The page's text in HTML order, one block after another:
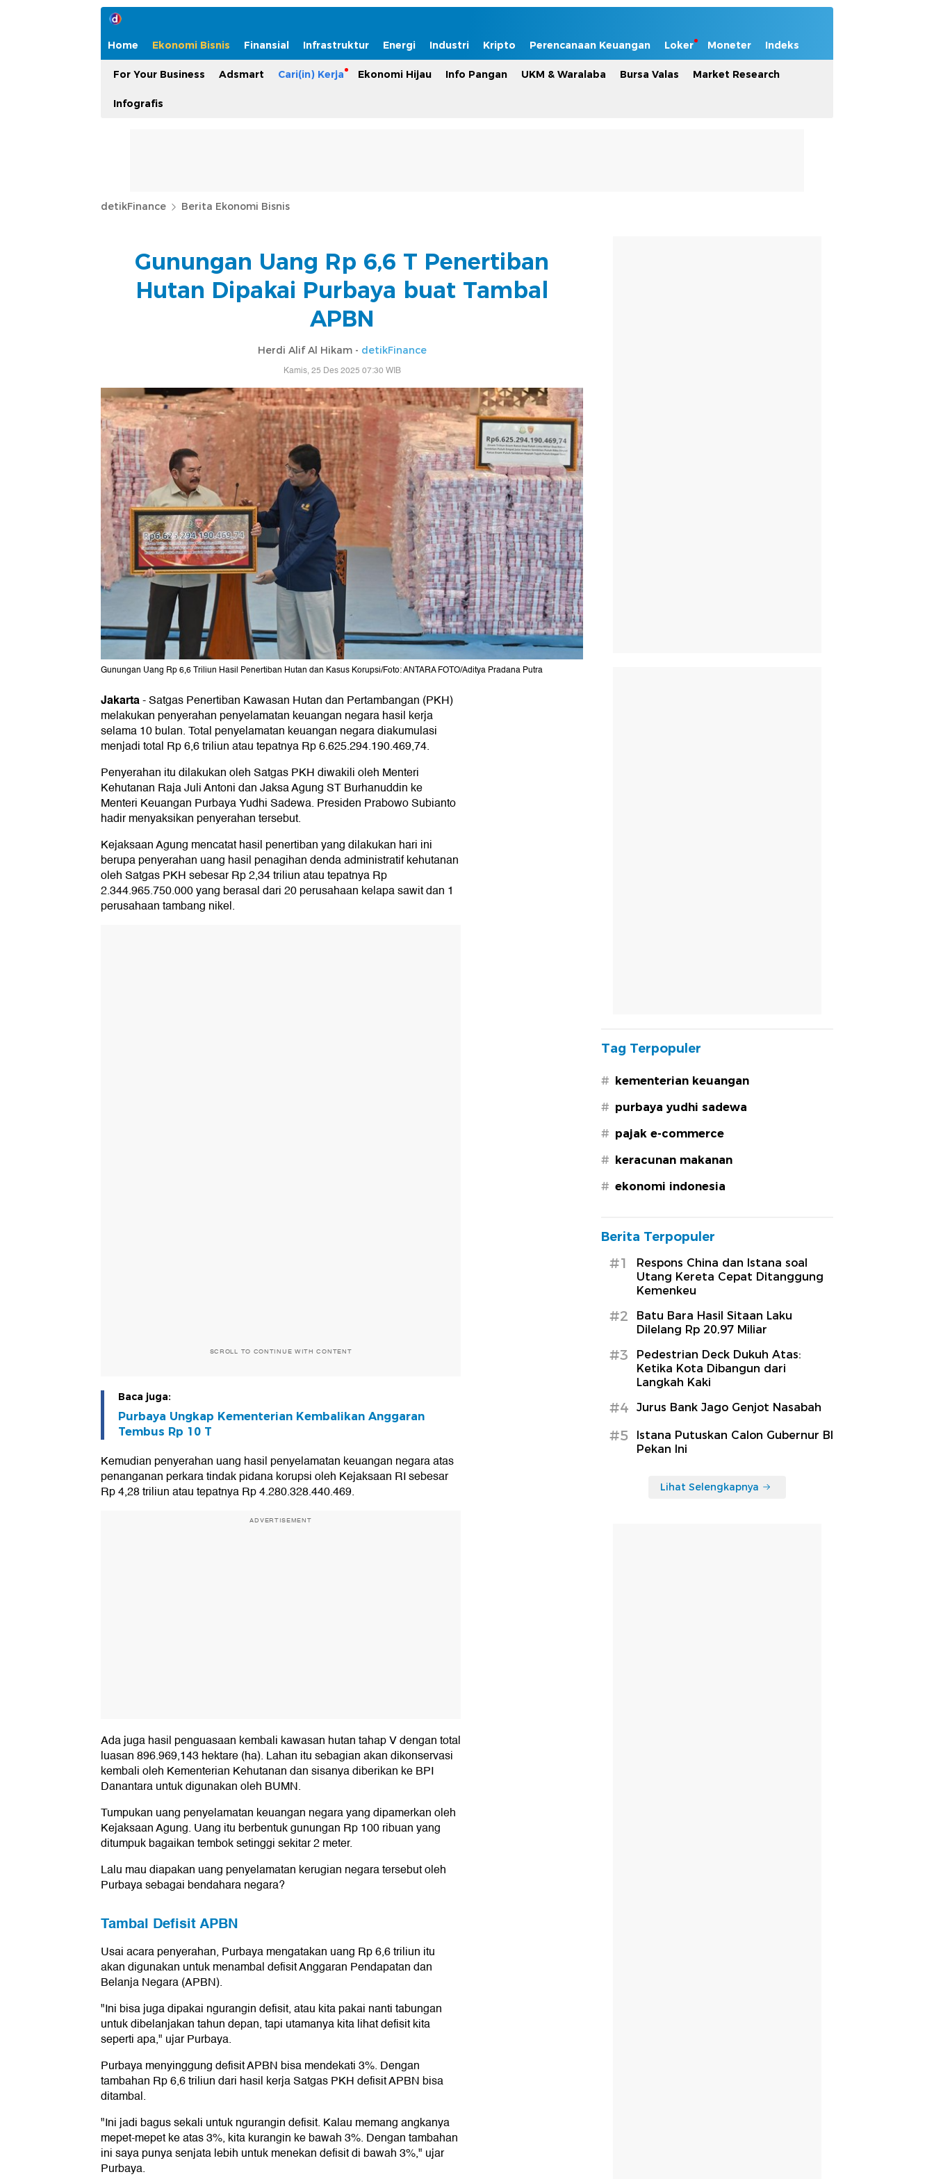
Home Ekonomi Bisnis Finansial Infrastruktur Energi Industri Kripto Perencanaan Keuangan Loker Moneter Indeks
For Your Business Adsmart Cari(in) Kerja Ekonomi Hijau Info Pangan UKM & Waralaba Bursa Valas Market Research
Infografis
detikFinance Berita Ekonomi Bisnis
Gunungan Uang Rp 6,6 T Penertiban
Hutan Dipakai Purbaya buat Tambal
APBN
Herdi Alif Al Hikam - detikFinance
Kamis, 25 Des 2025 07:30 WIB
Gunungan Uang Rp 6,6 Triliun Hasil Penertiban Hutan dan Kasus Korupsi/Foto: ANTARA FOTO/Aditya Pradana Putra
Jakarta-Satgas Penertiban Kawasan Hutan dan Pertambangan (PKH)
melakukan penyerahan penyelamatan keuangan negara hasil kerja
selama 10 bulan. Total penyelamatan keuangan negara diakumulasi
menjadi total Rp 6,6 triliun atau tepatnya Rp 6.625.294.190.469,74.
Penyerahan itu dilakukan oleh Satgas PKH diwakili oleh Menteri
Kehutanan Raja Juli Antoni dan Jaksa Agung ST Burhanuddin ke
Menteri Keuangan Purbaya Yudhi Sadewa. Presiden Prabowo Subianto
hadir menyaksikan penyerahan tersebut.
Kejaksaan Agung mencatat hasil penertiban yang dilakukan hari ini
berupa penyerahan uang hasil penagihan denda administratif kehutanan
oleh Satgas PKH sebesar Rp 2,34 triliun atau tepatnya Rp
2.344.965.750.000 yang berasal dari 20 perusahaan kelapa sawit dan 1
perusahaan tambang nikel.
SCROLL TO CONTINUE WITH CONTENT
Baca juga:
Purbaya Ungkap Kementerian Kembalikan Anggaran
Tembus Rp 10 T
Kemudian penyerahan uang hasil penyelamatan keuangan negara atas
penanganan perkara tindak pidana korupsi oleh Kejaksaan RI sebesar
Rp 4,28 triliun atau tepatnya Rp 4.280.328.440.469.
ADVERTISEMENT
Ada juga hasil penguasaan kembali kawasan hutan tahap V dengan total
luasan 896.969,143 hektare (ha). Lahan itu sebagian akan dikonservasi
kembali oleh Kementerian Kehutanan dan sisanya diberikan ke BPI
Danantara untuk digunakan oleh BUMN.
Tumpukan uang penyelamatan keuangan negara yang dipamerkan oleh
Kejaksaan Agung. Uang itu berbentuk gunungan Rp 100 ribuan yang
ditumpuk bagaikan tembok setinggi sekitar 2 meter.
Lalu mau diapakan uang penyelamatan kerugian negara tersebut oleh
Purbaya sebagai bendahara negara?
Tambal Defisit APBN
Usai acara penyerahan, Purbaya mengatakan uang Rp 6,6 triliun itu
akan digunakan untuk menambal defisit Anggaran Pendapatan dan
Belanja Negara (APBN).
"Ini bisa juga dipakai ngurangin defisit, atau kita pakai nanti tabungan
untuk dibelanjakan tahun depan, tapi utamanya kita lihat defisit kita
seperti apa," ujar Purbaya.
Purbaya menyinggung defisit APBN bisa mendekati 3%. Dengan
tambahan Rp 6,6 triliun dari hasil kerja Satgas PKH defisit APBN bisa
ditambal.
"Ini jadi bagus sekali untuk ngurangin defisit. Kalau memang angkanya
mepet-mepet ke atas 3%, kita kurangin ke bawah 3%. Dengan tambahan
ini saya punya senjata lebih untuk menekan defisit di bawah 3%," ujar
Purbaya.
Tag Terpopuler
# kementerian keuangan
# purbaya yudhi sadewa
# pajak e-commerce
# keracunan makanan
# ekonomi indonesia
Berita Terpopuler
#1
Respons China dan Istana soal
Utang Kereta Cepat Ditanggung
Kemenkeu
#2
Batu Bara Hasil Sitaan Laku
Dilelang Rp 20,97 Miliar
#3
Pedestrian Deck Dukuh Atas:
Ketika Kota Dibangun dari
Langkah Kaki
#4 Jurus Bank Jago Genjot Nasabah
#5
Istana Putuskan Calon Gubernur BI
Pekan Ini
Lihat Selengkapnya